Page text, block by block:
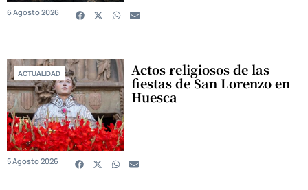
6 Agosto 2026
ACTUALIDAD Actos religiosos de las
fiestas de San Lorenzo en
Huesca
5 Agosto 2026